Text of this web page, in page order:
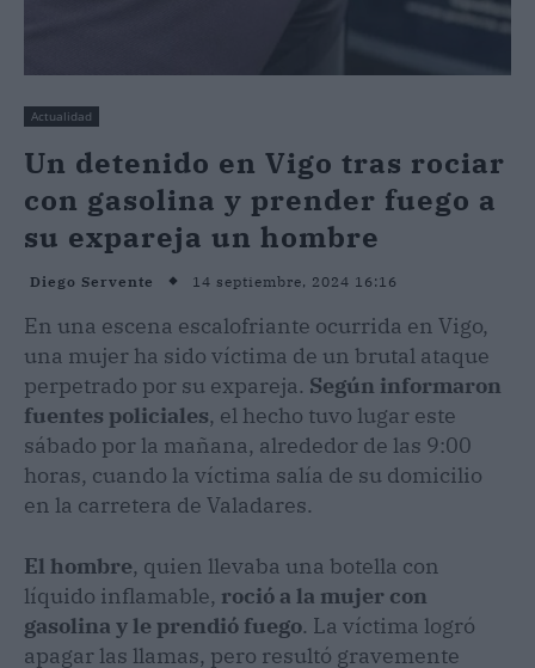
Actualidad
Un detenido en Vigo tras rociar
con gasolina y prender fuego a
su expareja un hombre
Diego Servente 14 septiembre, 2024 16:16
En una escena escalofriante ocurrida en Vigo,
una mujer ha sido víctima de un brutal ataque
perpetrado por su expareja. Según informaron
fuentes policiales, el hecho tuvo lugar este
sábado por la mañana, alrededor de las 9:00
horas, cuando la víctima salía de su domicilio
en la carretera de Valadares.
El hombre, quien llevaba una botella con
líquido inflamable, roció a la mujer con
gasolina y le prendió fuego. La víctima logró
apagar las llamas, pero resultó gravemente